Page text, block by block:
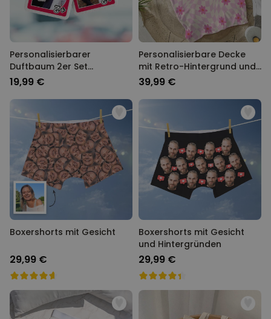
Personalisierbarer
Duftbaum 2er Set
Spielkarte mit Foto
19,99 €
Personalisierbare Decke
mit Retro-Hintergrund und
Name
39,99 €
Boxershorts mit Gesicht
29,99 €
Boxershorts mit Gesicht
und Hintergründen
29,99 €